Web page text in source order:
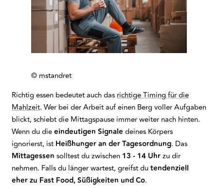
© mstandret
Richtig essen bedeutet auch dasrichtige Timing für die
Mahlzeit. Wer bei der Arbeit auf einen Berg voller Aufgaben
blickt, schiebt die Mittagspause immer weiter nach hinten.
Wenn du dieeindeutigen Signale deines Körpers
ignorierst, ist Heißhunger an der Tagesordnung. Das
Mittagessen solltest du zwischen 13 - 14 Uhrzu dir
nehmen. Falls du länger wartest, greifst dutendenziell
eher zu Fast Food, Süßigkeiten und Co.